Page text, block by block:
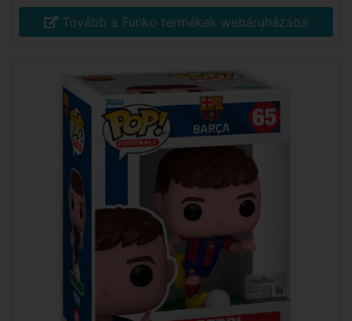
Tovább a Funko termékek webáruházába